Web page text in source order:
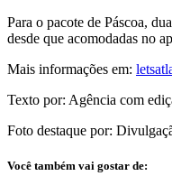
Para o pacote de Páscoa,
desde que acomodadas no
Mais informações em:
Texto por: Agência com
Foto destaque por:
Você também vai gostar de: